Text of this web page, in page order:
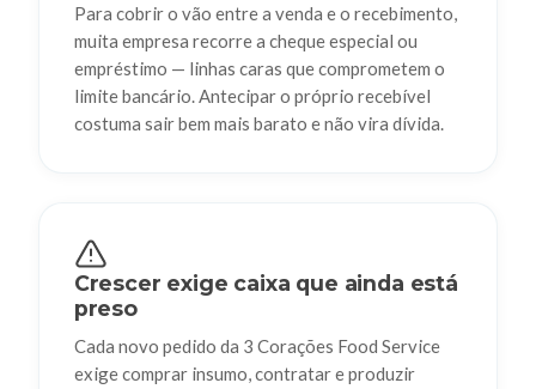
Para cobrir o vão entre a venda e o recebimento,
muita empresa recorre a cheque especial ou
empréstimo — linhas caras que comprometem o
limite bancário. Antecipar o próprio recebível
costuma sair bem mais barato e não vira dívida.
Crescer exige caixa que ainda está
preso
Cada novo pedido da 3 Corações Food Service
exige comprar insumo, contratar e produzir